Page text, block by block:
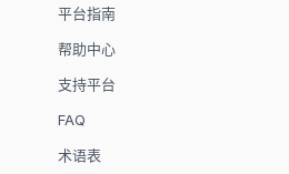
平台指南
帮助中心
支持平台
FAQ
术语表